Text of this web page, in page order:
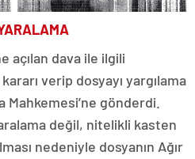
açılan dava ile ilgili
verip dosyayı yargılama
Mahkemesi’ne gönderdi.
değil, nitelikli kasten
nedeniyle dosyanın Ağır